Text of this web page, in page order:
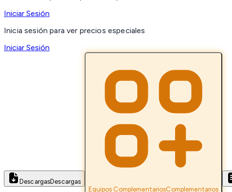
Iniciar Sesión
Inicia sesión para ver precios especiales
Iniciar Sesión
DescargasDescargas
Equipos ComplementariosComplementarios